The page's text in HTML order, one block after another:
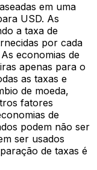
em uma
USD. As
a taxa de
por cada
economias de
apenas para o
as taxas e
de moeda,
fatores
de
podem não ser
ser usados
de taxas é